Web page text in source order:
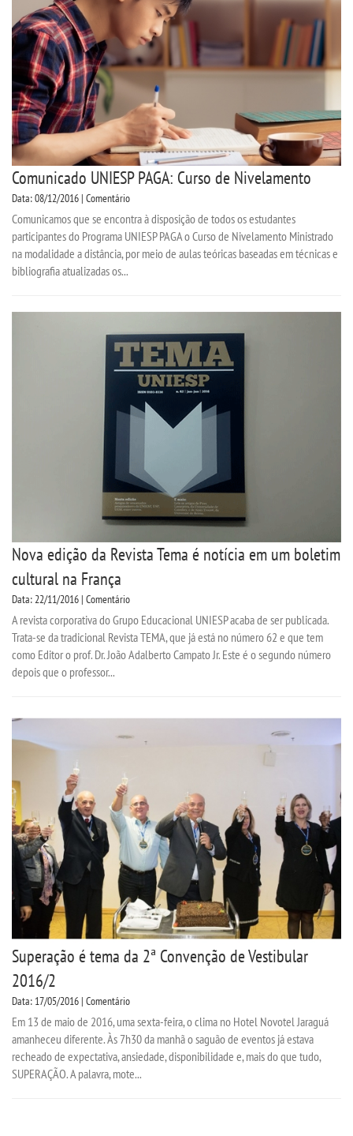
Comunicado UNIESP PAGA: Curso de Nivelamento
Data: 08/12/2016 | Comentário
Comunicamos que se encontra à disposição de todos os estudantes
participantes do Programa UNIESP PAGA o Curso de Nivelamento Ministrado
na modalidade a distância, por meio de aulas teóricas baseadas em técnicas e
bibliografia atualizadas os...
Nova edição da Revista Tema é notícia em um boletim
cultural na França
Data: 22/11/2016 | Comentário
A revista corporativa do Grupo Educacional UNIESP acaba de ser publicada.
Trata-se da tradicional Revista TEMA, que já está no número 62 e que tem
como Editor o prof. Dr. João Adalberto Campato Jr. Este é o segundo número
depois que o professor...
Superação é tema da 2ª Convenção de Vestibular
2016/2
Data: 17/05/2016 | Comentário
Em 13 de maio de 2016, uma sexta-feira, o clima no Hotel Novotel Jaraguá
amanheceu diferente. Às 7h30 da manhã o saguão de eventos já estava
recheado de expectativa, ansiedade, disponibilidade e, mais do que tudo,
SUPERAÇÃO. A palavra, mote...